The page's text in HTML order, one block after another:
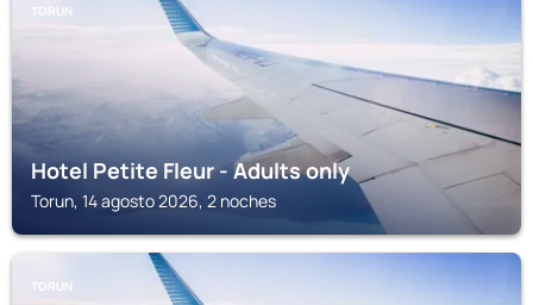
TORUN
Hotel Petite Fleur - Adults only
Torun, 14 agosto 2026, 2 noches
TORUN